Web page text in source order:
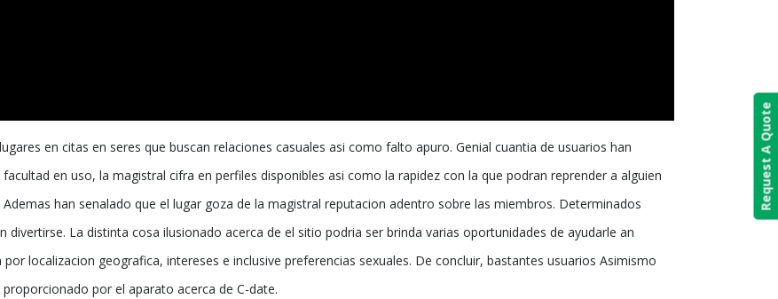
en citas en seres que buscan relaciones casuales asi como falto apuro. Genial cuantia de usuarios han
en uso, la magistral cifra en perfiles disponibles asi como la rapidez con la que podran reprender a alguien
han senalado que el lugar goza de la magistral reputacion adentro sobre las miembros. Determinados
La distinta cosa ilusionado acerca de el sitio podria ser brinda varias oportunidades de ayudarle an
localizacion geografica, intereses e inclusive preferencias sexuales. De concluir, bastantes usuarios Asimismo
por el aparato acerca de C-date.
Request A Quote